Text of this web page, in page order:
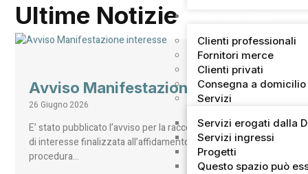
Clienti professionali
Fornitori merce
Clienti privati
Consegna a domicilio
Servizi
Servizi erogati dalla
Servizi ingressi
Progetti
Questo spazio può
Ultime Notizie
Avviso Manifestazione interesse
26 Giugno 2026
E’ stato pubblicato l’avviso per la raccolta di manifestazioni
di interesse finalizzata all’affidamento, mediante
procedura…